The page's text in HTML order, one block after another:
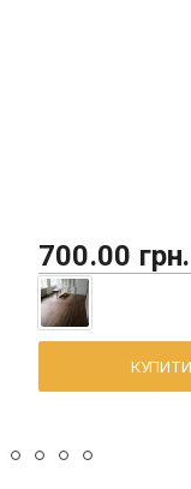
700.00
КУПИТИ